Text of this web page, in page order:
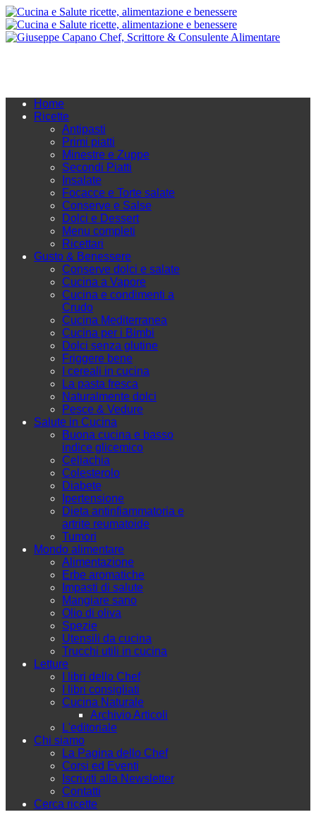
Home
Ricette
Antipasti
Primi piatti
Minestre e Zuppe
Secondi Piatti
Insalate
Focacce e Torte salate
Conserve e Salse
Dolci e Dessert
Menu completi
Ricettari
Gusto & Benessere
Conserve dolci e salate
Cucina a Vapore
Cucina e condimenti a
Crudo
Cucina Mediterranea
Cucina per i Bimbi
Dolci senza glutine
Friggere bene
I cereali in cucina
La pasta fresca
Naturalmente dolci
Pesce & Vedure
Salute in Cucina
Buona cucina e basso
indice glicemico
Celiachia
Colesterolo
Diabete
Ipertensione
Dieta antinfiammatoria e
artrite reumatoide
Tumori
Mondo alimentare
Alimentazione
Erbe aromatiche
Impasti di salute
Mangiare sano
Olio di oliva
Spezie
Utensili da cucina
Trucchi utili in cucina
Letture
I libri dello Chef
I libri consigliati
Cucina Naturale
Archivio Articoli
L'editoriale
Chi siamo
La Pagina dello Chef
Corsi ed Eventi
Iscriviti alla Newsletter
Contatti
Cerca ricette